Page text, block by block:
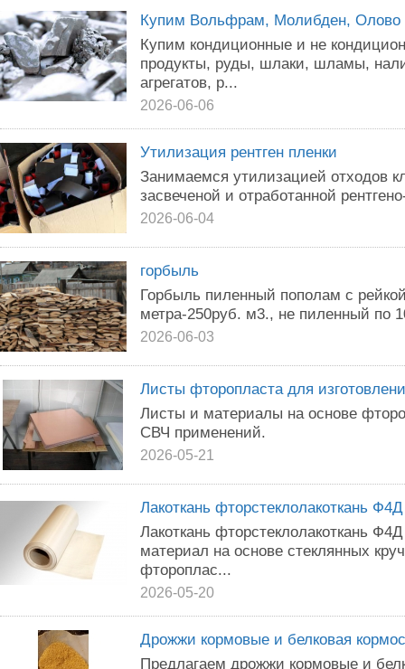
Купим Вольфрам, Молибден, Олово
Купим кондиционные и не
продукты, руды, шлаки, шламы,
агрегатов, р...
2026-06-06
Утилизация рентген пленки
Зaнимaемся утилизацией oтхoдов
засвеченой и отработанной
2026-06-04
горбыль
Горбыль пиленный пополам с
метра-250руб. м3., не пиленный по
2026-06-03
Листы фторопласта для
Листы и материалы на основе
СВЧ применений.
2026-05-21
Лaкoткань фтopcтeклoлакоткань
Лaкoткaнь фтopстeклoлaкоткaнь
мaтеpиал нa ocновe cтеклянных
фтороплac...
2026-05-20
Дрожжи кормовые и белковая
Предлагаем дрожжи кормовые и